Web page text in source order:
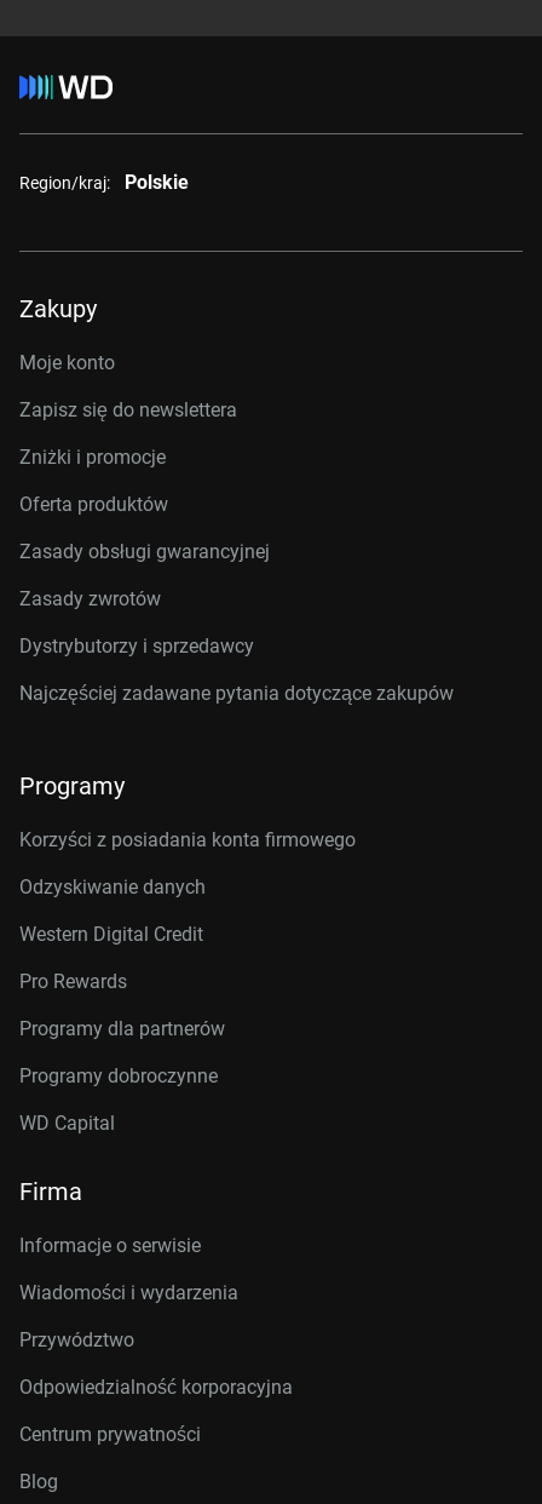
Region/kraj: Polskie
Zakupy
Moje konto
Zapisz się do newslettera
Zniżki i promocje
Oferta produktów
Zasady obsługi gwarancyjnej
Zasady zwrotów
Dystrybutorzy i sprzedawcy
Najczęściej zadawane pytania dotyczące zakupów
Programy
Korzyści z posiadania konta firmowego
Odzyskiwanie danych
Western Digital Credit
Pro Rewards
Programy dla partnerów
Programy dobroczynne
WD Capital
Firma
Informacje o serwisie
Wiadomości i wydarzenia
Przywództwo
Odpowiedzialność korporacyjna
Centrum prywatności
Blog